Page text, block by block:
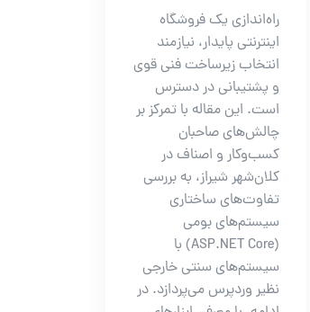
راه‌اندازی یک فروشگاه
اینترنتی پایدار، نیازمند
انتخاب زیرساخت فنی قوی
و پشتیبانی در دسترس
است. این مقاله با تمرکز بر
چالش‌های صاحبان
کسب‌وکار و اصناف در
کلان‌شهر شیراز، به بررسی
تفاوت‌های ساختاری
سیستم‌های بومی
(ASP.NET Core) با
سیستم‌های سنتی خارجی
نظیر وردپرس می‌پردازد. در